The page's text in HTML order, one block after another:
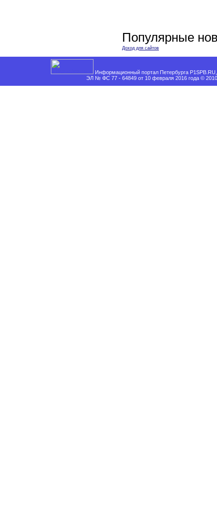
Популярные
Доход для сайтов
Информационный портал Петербурга
ЭЛ № ФС 77 - 64849 от 10 февраля 2016 года ©